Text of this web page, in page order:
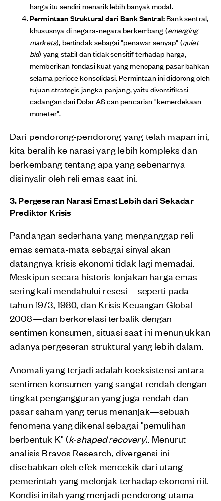
harga itu sendiri menarik lebih banyak modal.
Permintaan Struktural dari Bank Sentral:Bank sentral,
khususnya di negara-negara berkembang (emerging
markets), bertindak sebagai "penawar senyap" (quiet
bid) yang stabil dan tidak sensitif terhadap harga,
memberikan fondasi kuat yang menopang pasar bahkan
selama periode konsolidasi. Permintaan ini didorong oleh
tujuan strategis jangka panjang, yaitu diversifikasi
cadangan dari Dolar AS dan pencarian "kemerdekaan
moneter".
Dari pendorong-pendorong yang telah mapan ini,
kita beralih ke narasi yang lebih kompleks dan
berkembang tentang apa yang sebenarnya
disinyalir oleh reli emas saat ini.
3. Pergeseran Narasi Emas: Lebih dari Sekadar
Prediktor Krisis
Pandangan sederhana yang menganggap reli
emas semata-mata sebagai sinyal akan
datangnya krisis ekonomi tidak lagi memadai.
Meskipun secara historis lonjakan harga emas
sering kali mendahului resesi—seperti pada
tahun 1973, 1980, dan Krisis Keuangan Global
2008—dan berkorelasi terbalik dengan
sentimen konsumen, situasi saat ini menunjukkan
adanya pergeseran struktural yang lebih dalam.
Anomali yang terjadi adalah koeksistensi antara
sentimen konsumen yang sangat rendah dengan
tingkat pengangguran yang juga rendah dan
pasar saham yang terus menanjak—sebuah
fenomena yang dikenal sebagai "pemulihan
berbentuk K" (k-shaped recovery). Menurut
analisis Bravos Research, divergensi ini
disebabkan oleh efek mencekik dari utang
pemerintah yang melonjak terhadap ekonomi riil.
Kondisi inilah yang menjadi pendorong utama